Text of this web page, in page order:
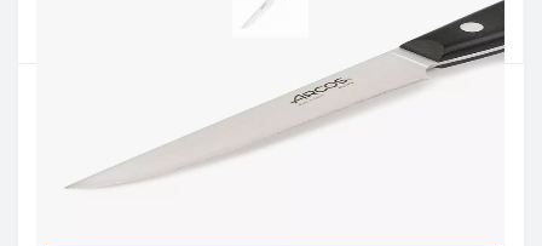
Є в наявності
Цiна 933 грн.